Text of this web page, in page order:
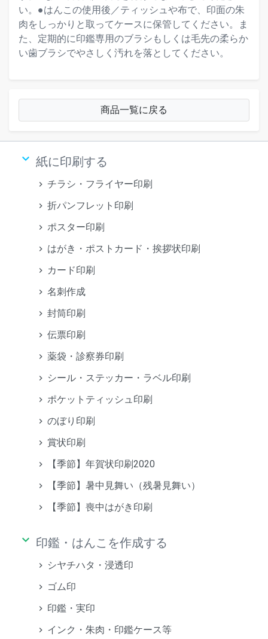
い。●はんこの使用後／ティッシュや布で、印面の朱
肉をしっかりと取ってケースに保管してください。ま
た、定期的に印鑑専用のブラシもしくは毛先の柔らか
い歯ブラシでやさしく汚れを落としてください。
商品一覧に戻る
keyboard_arrow_down 紙に印刷する
チラシ・フライヤー印刷
折パンフレット印刷
ポスター印刷
はがき・ポストカード・挨拶状印刷
カード印刷
名刺作成
封筒印刷
伝票印刷
薬袋・診察券印刷
シール・ステッカー・ラベル印刷
ポケットティッシュ印刷
のぼり印刷
賞状印刷
【季節】年賀状印刷2020
【季節】暑中見舞い（残暑見舞い）
【季節】喪中はがき印刷
keyboard_arrow_down 印鑑・はんこを作成する
シヤチハタ・浸透印
ゴム印
印鑑・実印
インク・朱肉・印鑑ケース等